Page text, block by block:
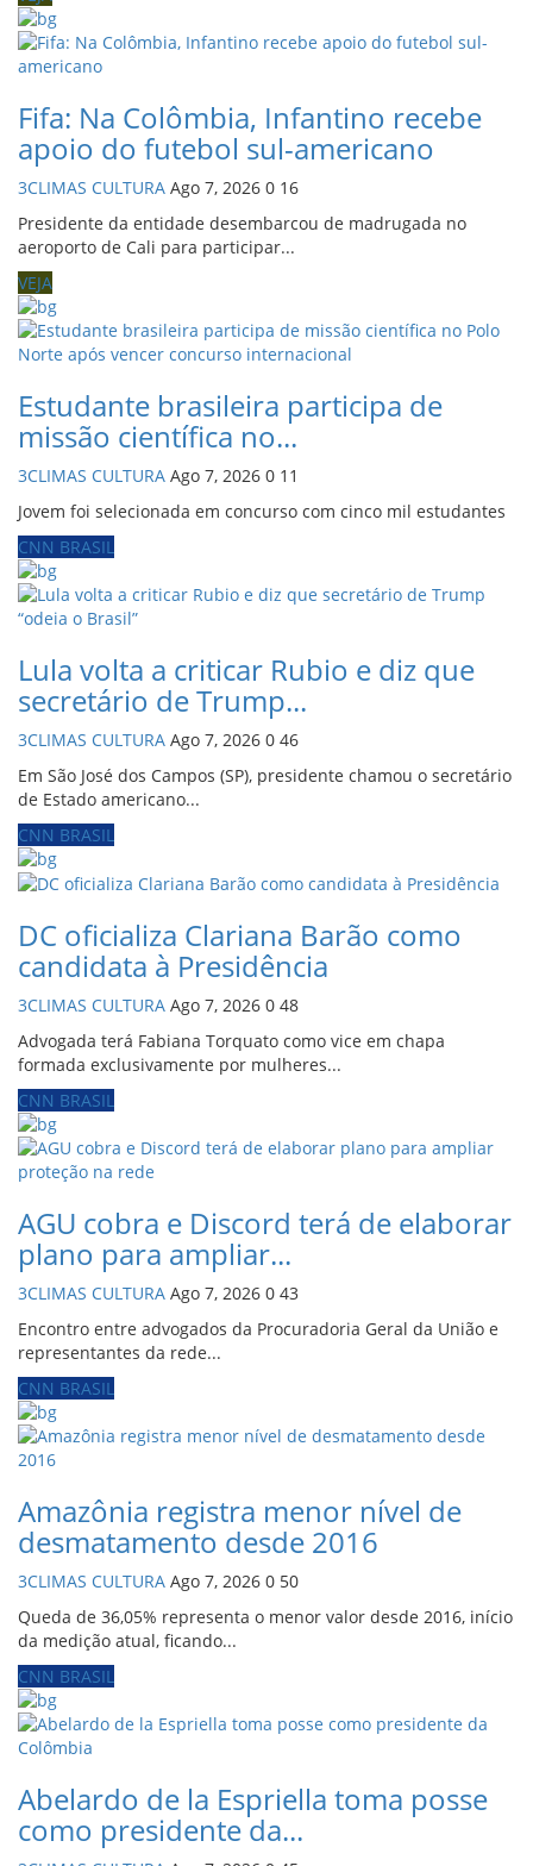
Fifa: Na Colômbia, Infantino recebe
apoio do futebol sul-americano
3CLIMAS CULTURA Ago 7, 2026 0 16
Presidente da entidade desembarcou de madrugada no
aeroporto de Cali para participar...
VEJA
Estudante brasileira participa de
missão científica no...
3CLIMAS CULTURA Ago 7, 2026 0 11
Jovem foi selecionada em concurso com cinco mil estudantes
CNN BRASIL
Lula volta a criticar Rubio e diz que
secretário de Trump...
3CLIMAS CULTURA Ago 7, 2026 0 46
Em São José dos Campos (SP), presidente chamou o secretário
de Estado americano...
CNN BRASIL
DC oficializa Clariana Barão como
candidata à Presidência
3CLIMAS CULTURA Ago 7, 2026 0 48
Advogada terá Fabiana Torquato como vice em chapa
formada exclusivamente por mulheres...
CNN BRASIL
AGU cobra e Discord terá de elaborar
plano para ampliar...
3CLIMAS CULTURA Ago 7, 2026 0 43
Encontro entre advogados da Procuradoria Geral da União e
representantes da rede...
CNN BRASIL
Amazônia registra menor nível de
desmatamento desde 2016
3CLIMAS CULTURA Ago 7, 2026 0 50
Queda de 36,05% representa o menor valor desde 2016, início
da medição atual, ficando...
CNN BRASIL
Abelardo de la Espriella toma posse
como presidente da...